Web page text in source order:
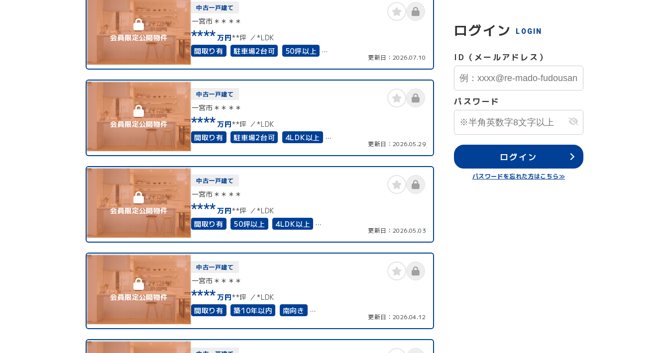
会員限定公開物件
中古一戸建て
一宮市＊＊＊＊
****万円**坪 *LDK
間取り有 駐車場2台可
50坪以上
更新日： 2026.07.10
会員限定公開物件
中古一戸建て
一宮市＊＊＊＊
****万円**坪 *LDK
間取り有 駐車場2台可
4LDK以上
更新日： 2026.05.29
会員限定公開物件
中古一戸建て
一宮市＊＊＊＊
****万円**坪 *LDK
間取り有 50坪以上
4LDK以上
更新日： 2026.05.03
会員限定公開物件
中古一戸建て
一宮市＊＊＊＊
****万円**坪 *LDK
間取り有 築10年以内
南向き
更新日： 2026.04.12
ログイン LOGIN
ID（メールアドレス）
パスワード
ログイン
パスワードを忘れた方はこちら≫